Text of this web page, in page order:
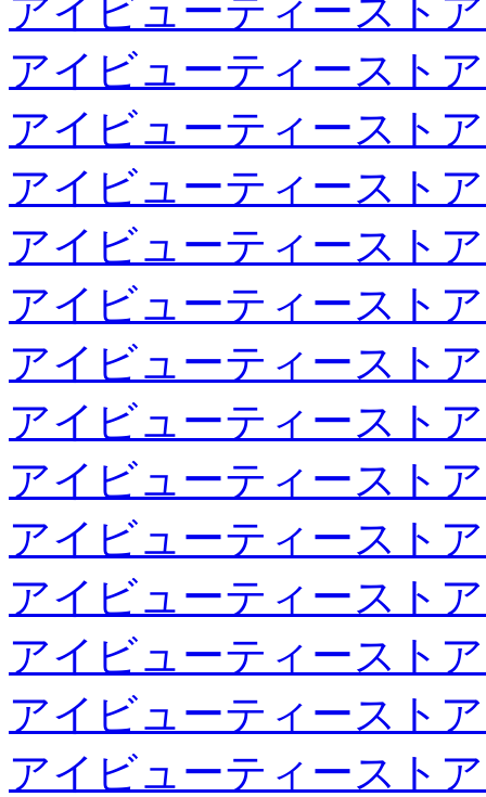
アイビューティースト
アイビューティースト
アイビューティースト
アイビューティースト
アイビューティースト
アイビューティースト
アイビューティースト
アイビューティースト
アイビューティースト
アイビューティースト
アイビューティースト
アイビューティースト
アイビューティースト
アイビューティースト